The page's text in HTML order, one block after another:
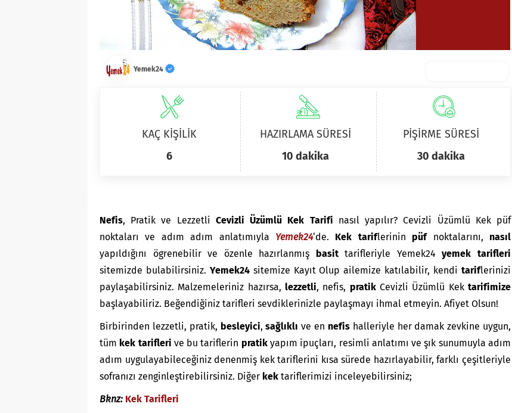
Yemek24
KAÇ KİŞİLİK
6
HAZIRLAMA SÜRESİ
10 dakika
PİŞİRME SÜRESİ
30 dakika
Nefis, Pratik ve Lezzetli Cevizli Üzümlü Kek Tarifi nasıl yapılır? Cevizli Üzümlü Kek püf
noktaları ve adım adım anlatımıyla Yemek24‘de. Kek tariflerinin püfnoktalarını, nasıl
yapıldığını ögrenebilir ve özenle hazırlanmış basittarifleriyle Yemek24yemek tarifleri
sitemizde bulabilirsiniz. Yemek24sitemize Kayıt Olup ailemize katılabilir, kenditariflerinizi
paylaşabilirsiniz. Malzemeleriniz hazırsa, lezzetli, nefis, pratikCevizli Üzümlü Kektarifimize
başlayabiliriz. Beğendiğiniz tarifleri sevdiklerinizle paylaşmayı ihmal etmeyin. Afiyet Olsun!
Birbirinden lezzetli, pratik, besleyici,sağlıklı ve en nefishalleriyle her damak zevkine uygun,
tüm kek tarifleri ve bu tariflerin pratikyapım ipuçları, resimli anlatımı ve şık sunumuyla adım
adım uygulayabileceğiniz denenmiş kek tariflerini kısa sürede hazırlayabilir, farklı çeşitleriyle
sofranızı zenginleştirebilirsiniz. Diğer kek tariflerimizi inceleyebilirsiniz;
Bknz: Kek Tarifleri